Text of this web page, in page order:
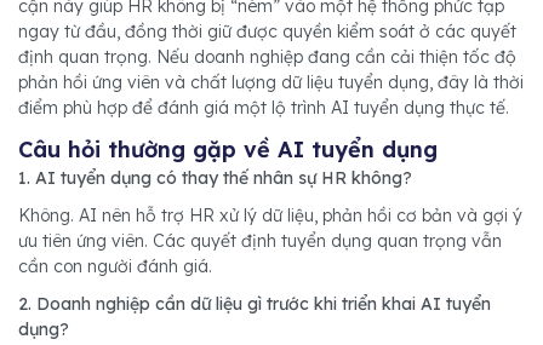
cận này giúp HR không bị “ném” vào một hệ thống phức tạp
ngay từ đầu, đồng thời giữ được quyền kiểm soát ở các quyết
định quan trọng. Nếu doanh nghiệp đang cần cải thiện tốc độ
phản hồi ứng viên và chất lượng dữ liệu tuyển dụng, đây là thời
điểm phù hợp để đánh giá một lộ trình AI tuyển dụng thực tế.
Câu hỏi thường gặp về AI tuyển dụng
1. AI tuyển dụng có thay thế nhân sự HR không?
Không. AI nên hỗ trợ HR xử lý dữ liệu, phản hồi cơ bản và gợi ý
ưu tiên ứng viên. Các quyết định tuyển dụng quan trọng vẫn
cần con người đánh giá.
2. Doanh nghiệp cần dữ liệu gì trước khi triển khai AI tuyển
dụng?